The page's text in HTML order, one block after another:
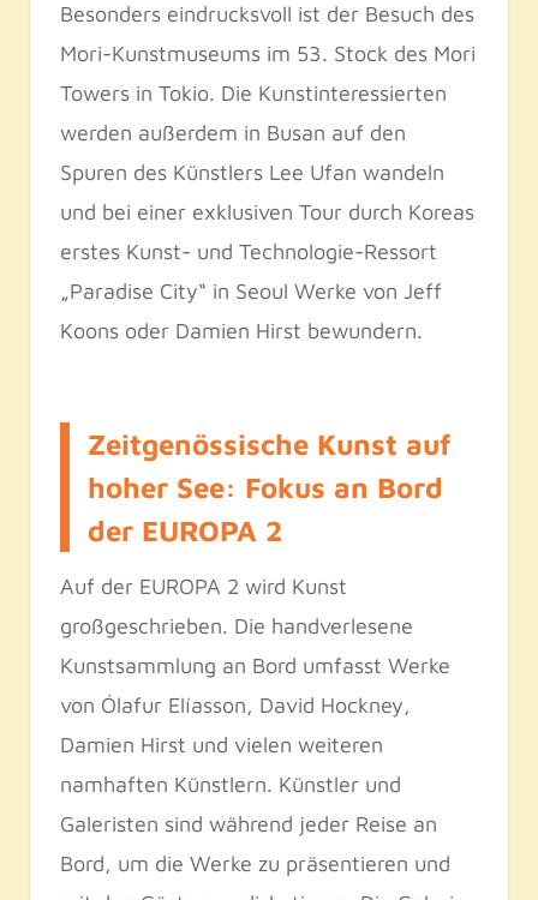
Besonders eindrucksvoll ist der Besuch des
Mori-Kunstmuseums im 53. Stock des Mori
Towers in Tokio. Die Kunstinteressierten
werden außerdem in Busan auf den
Spuren des Künstlers Lee Ufan wandeln
und bei einer exklusiven Tour durch Koreas
erstes Kunst- und Technologie-Ressort
„Paradise City“ in Seoul Werke von Jeff
Koons oder Damien Hirst bewundern.
Zeitgenössische Kunst auf
hoher See: Fokus an Bord
der EUROPA 2
Auf der EUROPA 2 wird Kunst
großgeschrieben. Die handverlesene
Kunstsammlung an Bord umfasst Werke
von Ólafur Elíasson, David Hockney,
Damien Hirst und vielen weiteren
namhaften Künstlern. Künstler und
Galeristen sind während jeder Reise an
Bord, um die Werke zu präsentieren und